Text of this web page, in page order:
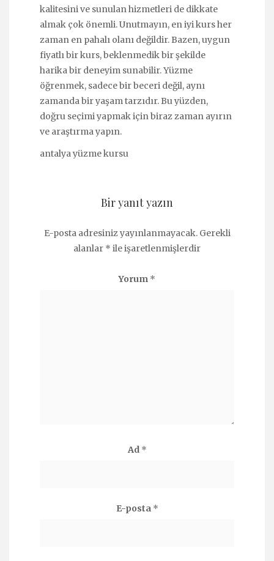
kalitesini ve sunulan hizmetleri de dikkate
almak çok önemli. Unutmayın, en iyi kurs her
zaman en pahalı olanı değildir. Bazen, uygun
fiyatlı bir kurs, beklenmedik bir şekilde
harika bir deneyim sunabilir. Yüzme
öğrenmek, sadece bir beceri değil, aynı
zamanda bir yaşam tarzıdır. Bu yüzden,
doğru seçimi yapmak için biraz zaman ayırın
ve araştırma yapın.
antalya yüzme kursu
Bir yanıt yazın
E-posta adresiniz yayınlanmayacak. Gerekli
alanlar * ile işaretlenmişlerdir
Yorum *
Ad *
E-posta *